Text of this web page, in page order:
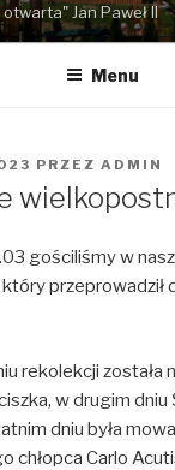
Jan Paweł II
Menu
PRZEZ ADMIN
gościliśmy w
który przeprowadził
rekolekcji została
w drugim
dniu była
chłopca Carlo